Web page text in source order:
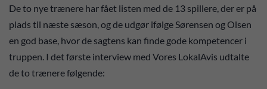
De to nye trænere har fået listen med de 13 spillere, der er på
plads til næste sæson, og de udgør ifølge Sørensen og Olsen
en god base, hvor de sagtens kan finde gode kompetencer i
truppen. I det første interview med Vores LokalAvis udtalte
de to trænere følgende: